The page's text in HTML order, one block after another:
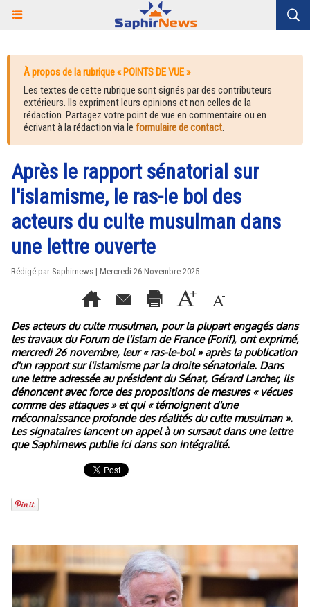
À propos de la rubrique « POINTS DE VUE »
Les textes de cette rubrique sont signés par des contributeurs
extérieurs. Ils expriment leurs opinions et non celles de la
rédaction. Partagez votre point de vue en commentaire ou en
écrivant à la rédaction via le formulaire de contact.
Après le rapport sénatorial sur
l'islamisme, le ras-le bol des
acteurs du culte musulman dans
une lettre ouverte
Rédigé par Saphirnews | Mercredi 26 Novembre 2025
Des acteurs du culte musulman, pour la plupart engagés dans
les travaux du Forum de l'islam de France (Forif), ont exprimé,
mercredi 26 novembre, leur« ras-le-bol »après la publication
d'un rapport sur l'islamisme par la droite sénatoriale. Dans
une lettre adressée au président du Sénat, Gérard Larcher, ils
dénoncent avec force des propositions de mesures« vécues
comme des attaques »et qui« témoignent d'une
méconnaissance profonde des réalités du culte musulman ».
Les signataires lancent un appel à un sursaut dans une lettre
que Saphirnews publie ici dans son intégralité.